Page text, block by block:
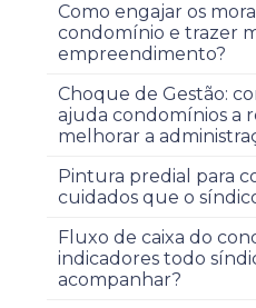
Como engajar os
condomínio e trazer
empreendimento?
Choque de Gestão:
ajuda condomínios a
melhorar a
Pintura predial para
cuidados que o
Fluxo de caixa do
indicadores todo
acompanhar?